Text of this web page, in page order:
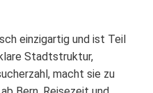
einzigartig und ist Teil
Stadtstruktur,
macht sie zu